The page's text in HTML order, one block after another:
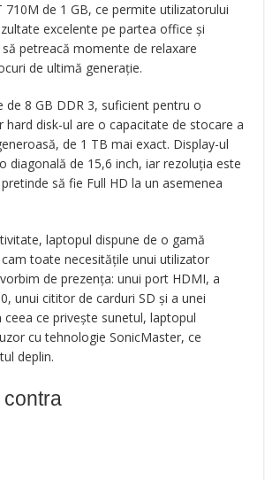
710M de 1 GB, ce permite utilizatorului
excelente pe partea office și
petreacă momente de relaxare
de ultimă generație.
8 GB DDR 3, suficient pentru o
hard disk-ul are o capacitate de stocare a
de 1 TB mai exact. Display-ul
diagonală de 15,6 inch, iar rezoluția este
să fie Full HD la un asemenea
laptopul dispune de o gamă
toate necesitățile unui utilizator
de prezența: unui port HDMI, a
unui cititor de carduri SD și a unei
ceea ce privește sunetul, laptopul
cu tehnologie SonicMaster, ce
deplin.
contra